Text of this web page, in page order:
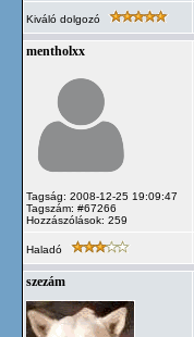
Kiváló dolgozó
mentholxx
Tagság: 2008-12-25 19:09:47
Tagszám: #67266
Hozzászólások: 259
Haladó
szezám